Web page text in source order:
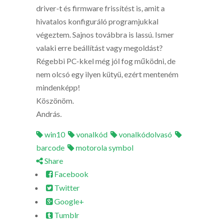
driver-t és firmware frissítést is, amit a
hivatalos konfiguráló programjukkal
végeztem. Sajnos továbbra is lassú. Ismer
valaki erre beállítást vagy megoldást?
Régebbi PC-kkel még jól fog működni, de
nem olcsó egy ilyen kütyü, ezért menteném
mindenképp!
Köszönöm.
András.
win10 vonalkód
vonalkódolvasó
barcode
motorola symbol
Share
Facebook
Twitter
Google+
Tumblr